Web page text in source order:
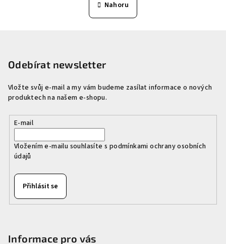
l
á
r
y
ý
k
o
Nahoru
Odebírat newsletter
Vložte svůj e-mail a my vám budeme zasílat informace o nových
produktech na našem e-shopu.
E-mail
Vložením e-mailu souhlasíte s podmínkami ochrany osobních
údajů
Přihlásit se
Informace pro vás